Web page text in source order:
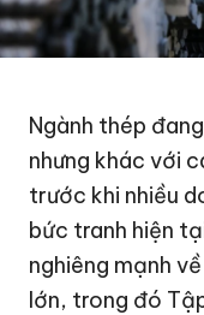
Ngành thép
nhưng khác với
trước khi nhiều
bức tranh hiện
nghiêng mạnh
lớn, trong đó